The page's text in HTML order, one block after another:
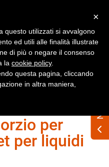
Accedi
2018
per
per liquidi
×
questo utilizzati si avvalgono
ed utili alle finalità illustrate
di più o negare il consenso
la cookie policy.
questa pagina, cliccando
in altra maniera,